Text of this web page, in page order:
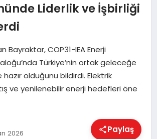
Liderlik ve İşbirliği
Bayraktar, COP31-IEA Enerji
Türkiye’nin ortak geleceğe
olduğunu bildirdi. Elektrik
ve yenilenebilir enerji hedefleri öne
2026 Paylaş